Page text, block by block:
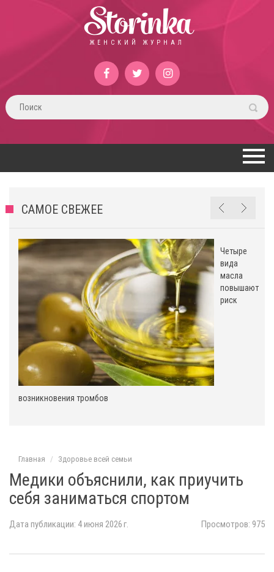
Storinka
ЖЕНСКИЙ ЖУРНАЛ
САМОЕ СВЕЖЕЕ
Четыре
вида
масла
повышают
риск
возникновения тромбов
Главная Здоровье всей семьи
Медики объяснили, как приучить
себя заниматься спортом
Дата публикации: 4 июня 2026 г. Просмотров: 975